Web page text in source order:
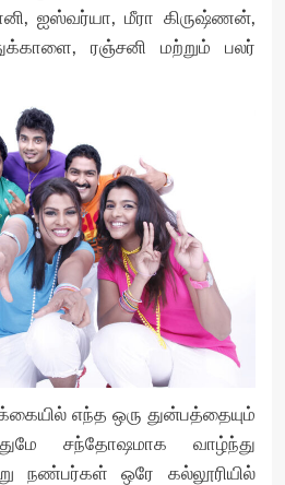
ஐஸ்வர்யா, மீரா கிருஷ்ணன்,
ரஞ்சனி மற்றும் பலர்
எந்த ஒரு துன்பத்தையும்
சந்தோஷமாக வாழ்ந்து
நண்பர்கள் ஒரே கல்லூரியில்